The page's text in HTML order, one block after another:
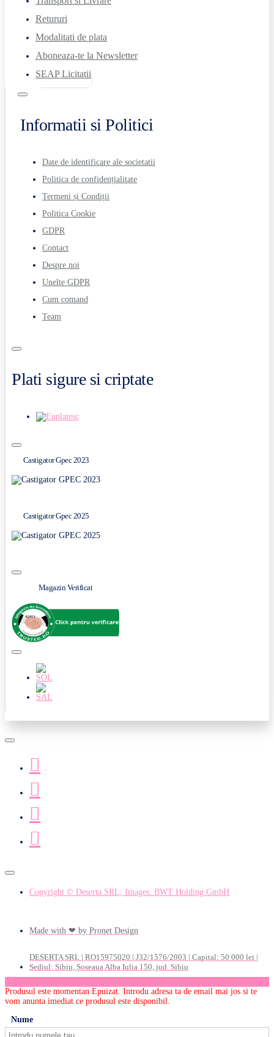
Retururi
Modalitati de plata
Aboneaza-te la Newsletter
SEAP Licitatii
Informatii si Politici
Date de identificare ale societatii
Politica de confidențialitate
Termeni și Condiții
Politica Cookie
GDPR
Contact
Despre noi
Unelte GDPR
Cum comand
Team
Plati sigure si criptate
Castigator Gpec 2023
Castigator Gpec 2025
Magazin Verificat
Copyright © Deserta SRL; Images: BWT Holding GmbH
Made with ❤ by Pronet Design
DESERTA SRL | RO15975020 | J32/1576/2003 | Capital: 50 000 lei |
Sediul: Sibiu, Șoseaua Alba Iulia 150, jud. Sibiu
Produsul este momentan Epuizat. Introdu adresa ta de email mai jos si te
vom anunta imediat ce produsul este disponibil.
Nume